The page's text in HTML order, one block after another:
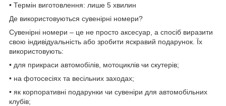
• Термін виготовлення: лише 5 хвилин
Де використовуються сувенірні номери?
Сувенірні номери – це не просто аксесуар, а спосіб виразити
свою індивідуальність або зробити яскравий подарунок. Їх
використовують:
• для прикраси автомобілів, мотоциклів чи скутерів;
• на фотосесіях та весільних заходах;
• як корпоративні подарунки чи сувеніри для автомобільних
клубів;